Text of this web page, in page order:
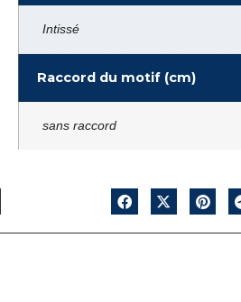
Intissé
Raccord du motif (cm)
sans raccord